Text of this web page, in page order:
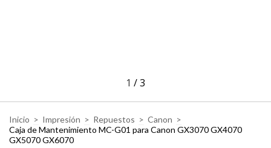
1 /3
Inicio > Impresión > Repuestos > Canon >
Caja de Mantenimiento MC-G01 para Canon GX3070 GX4070
GX5070 GX6070